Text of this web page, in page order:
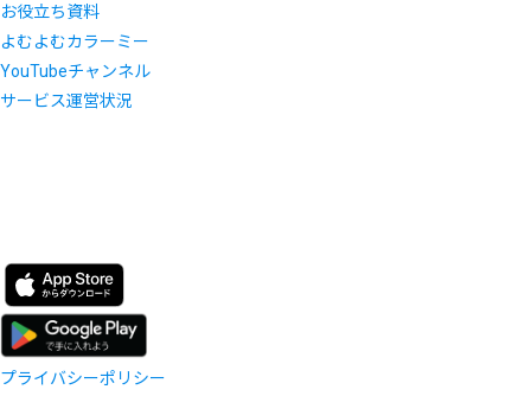
お役立ち資料
よむよむカラーミー
YouTubeチャンネル
サービス運営状況
プライバシーポリシー